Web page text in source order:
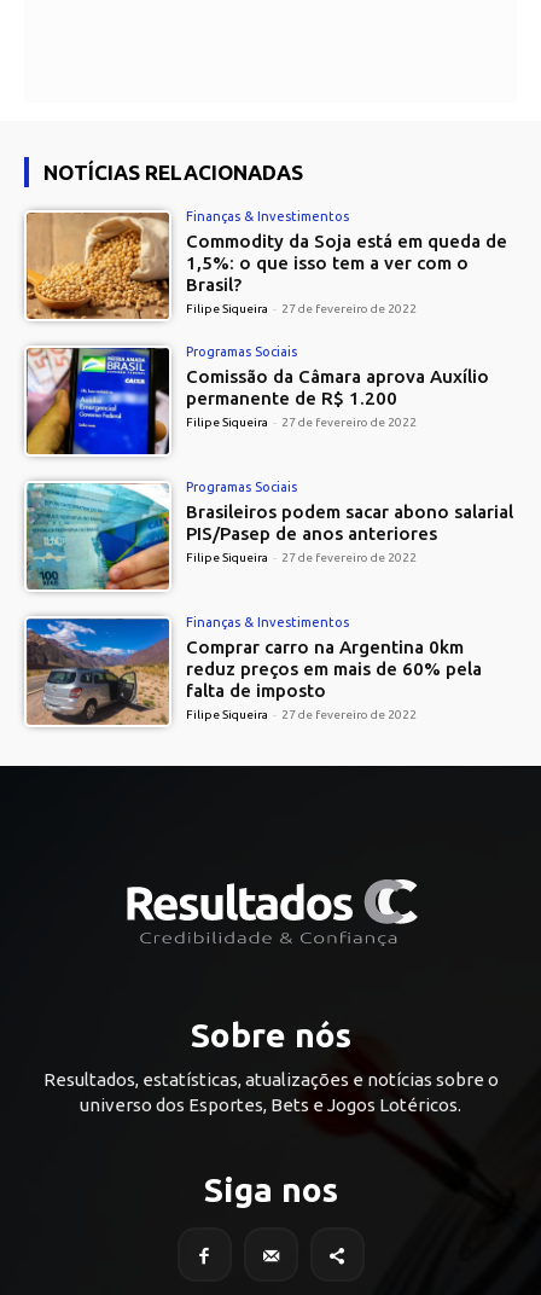
NOTÍCIAS RELACIONADAS
Finanças & Investimentos
Commodity da Soja está em queda de
1,5%: o que isso tem a ver com o
Brasil?
Filipe Siqueira - 27 de fevereiro de 2022
Programas Sociais
Comissão da Câmara aprova Auxílio
permanente de R$ 1.200
Filipe Siqueira - 27 de fevereiro de 2022
Programas Sociais
Brasileiros podem sacar abono salarial
PIS/Pasep de anos anteriores
Filipe Siqueira - 27 de fevereiro de 2022
Finanças & Investimentos
Comprar carro na Argentina 0km
reduz preços em mais de 60% pela
falta de imposto
Filipe Siqueira - 27 de fevereiro de 2022
Sobre nós
Resultados, estatísticas, atualizações e notícias sobre o
universo dos Esportes, Bets e Jogos Lotéricos.
Siga nos